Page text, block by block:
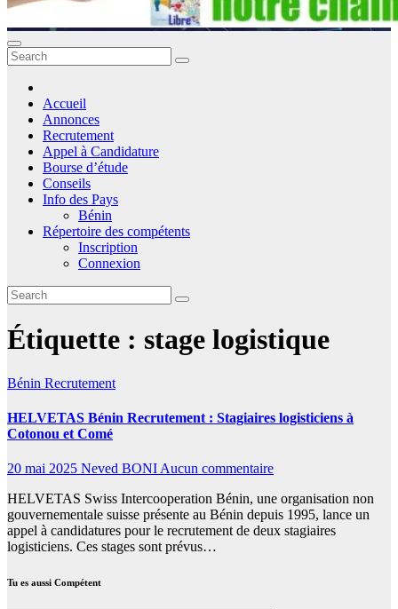
Accueil
Annonces
Recrutement
Appel à Candidature
Bourse d’étude
Conseils
Info des Pays
Bénin
Répertoire des compétents
Inscription
Connexion
Étiquette : stage logistique
Bénin Recrutement
HELVETAS Bénin Recrutement : Stagiaires logisticiens à
Cotonou et Comé
20 mai 2025 Neved BONIAucun commentaire
HELVETAS Swiss Intercooperation Bénin, une organisation non
gouvernementale suisse présente au Bénin depuis 1995, lance un
appel à candidatures pour le recrutement de deux stagiaires
logisticiens. Ces stages sont prévus…
Tu es aussi Compétent